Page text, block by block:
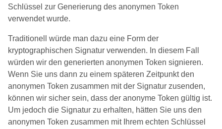
Schlüssel zur Generierung des anonymen Token
verwendet wurde.
Traditionell würde man dazu eine Form der
kryptographischen Signatur verwenden. In diesem Fall
würden wir den generierten anonymen Token signieren.
Wenn Sie uns dann zu einem späteren Zeitpunkt den
anonymen Token zusammen mit der Signatur zusenden,
können wir sicher sein, dass der anonyme Token gültig ist.
Um jedoch die Signatur zu erhalten, hätten Sie uns den
anonymen Token zusammen mit Ihrem echten Schlüssel